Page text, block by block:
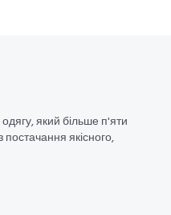
який більше п'яти
якісного,